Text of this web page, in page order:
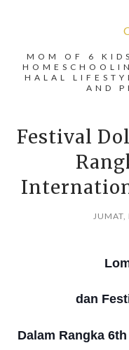
MOM OF 6
HALAL
AND
Festival
dan
Dalam Rangka